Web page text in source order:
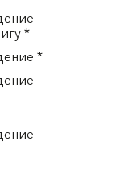
*
*